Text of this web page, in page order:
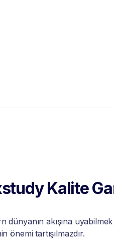
Kalite
dünyanın akışına
önemi tartışılmazdır.